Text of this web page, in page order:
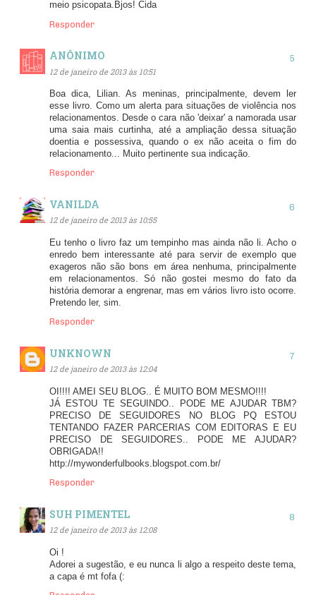
meio psicopata.Bjos! Cida
Responder
ANÔNIMO
12 de janeiro de 2013 às 10:51
Boa dica, Lilian. As meninas, principalmente, devem ler
esse livro. Como um alerta para situações de violência nos
relacionamentos. Desde o cara não 'deixar' a namorada usar
uma saia mais curtinha, até a ampliação dessa situação
doentia e possessiva, quando o ex não aceita o fim do
relacionamento... Muito pertinente sua indicação.
Responder
VANILDA
12 de janeiro de 2013 às 10:55
Eu tenho o livro faz um tempinho mas ainda não li. Acho o
enredo bem interessante até para servir de exemplo que
exageros não são bons em área nenhuma, principalmente
em relacionamentos. Só não gostei mesmo do fato da
história demorar a engrenar, mas em vários livro isto ocorre.
Pretendo ler, sim.
Responder
UNKNOWN
12 de janeiro de 2013 às 12:04
OI!!!! AMEI SEU BLOG.. É MUITO BOM MESMO!!!!
JÁ ESTOU TE SEGUINDO.. PODE ME AJUDAR TBM?
PRECISO DE SEGUIDORES NO BLOG PQ ESTOU
TENTANDO FAZER PARCERIAS COM EDITORAS E EU
PRECISO DE SEGUIDORES.. PODE ME AJUDAR?
OBRIGADA!!
http://mywonderfulbooks.blogspot.com.br/
Responder
SUH PIMENTEL
12 de janeiro de 2013 às 12:08
Oi !
Adorei a sugestão, e eu nunca li algo a respeito deste tema,
a capa é mt fofa (: